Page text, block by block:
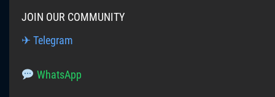
JOIN OUR COMMUNITY
✈ Telegram
WhatsApp